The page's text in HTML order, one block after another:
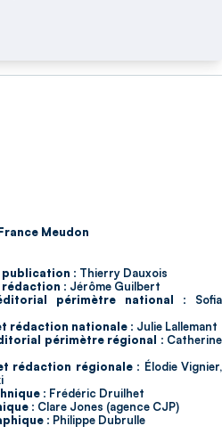
Meudon
: Thierry Dauxois
: Jérôme Guilbert
périmètre national : Sofia
rédaction nationale : Julie Lallemant
périmètre régional : Catherine
rédaction régionale : Élodie Vignier,
: Frédéric Druilhet
: Clare Jones (agence CJP)
: Philippe Dubrulle